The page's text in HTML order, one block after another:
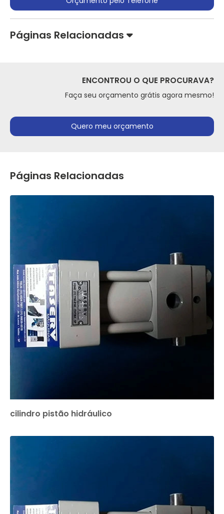
Páginas Relacionadas
ENCONTROU O QUE PROCURAVA?
Faça seu orçamento grátis agora mesmo!
Quero meu orçamento
Páginas Relacionadas
cilindro pistão hidráulico